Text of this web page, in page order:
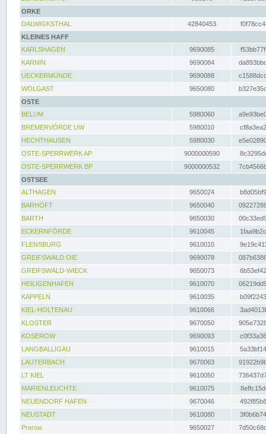
ORKE
DALWIGKSTHAL
42840453
KLEINES HAFF
KARLSHAGEN
9690085
KARNIN
9690084
UECKERMÜNDE
9690088
WOLGAST
9650080
OSTE
BELUM
5980060
BREMERVÖRDE UW
5980010
HECHTHAUSEN
5980030
OSTE-SPERRWERK AP
9000000590
OSTE-SPERRWERK BP
9000000532
OSTSEE
ALTHAGEN
9650024
BARHÖFT
9650040
BARTH
9650030
ECKERNFÖRDE
9610045
FLENSBURG
9610010
GREIFSWALD OIE
9690078
GREIFSWALD-WIECK
9650073
HEILIGENHAFEN
9610070
KAPPELN
9610035
KIEL-HOLTENAU
9610066
KLOSTER
9670050
KOSEROW
9690093
LANGBALLIGAU
9610015
LAUTERBACH
9670063
LT KIEL
9610050
MARIENLEUCHTE
9610075
NEUENDORF HAFEN
9670046
NEUSTADT
9610080
Prerow
9650027